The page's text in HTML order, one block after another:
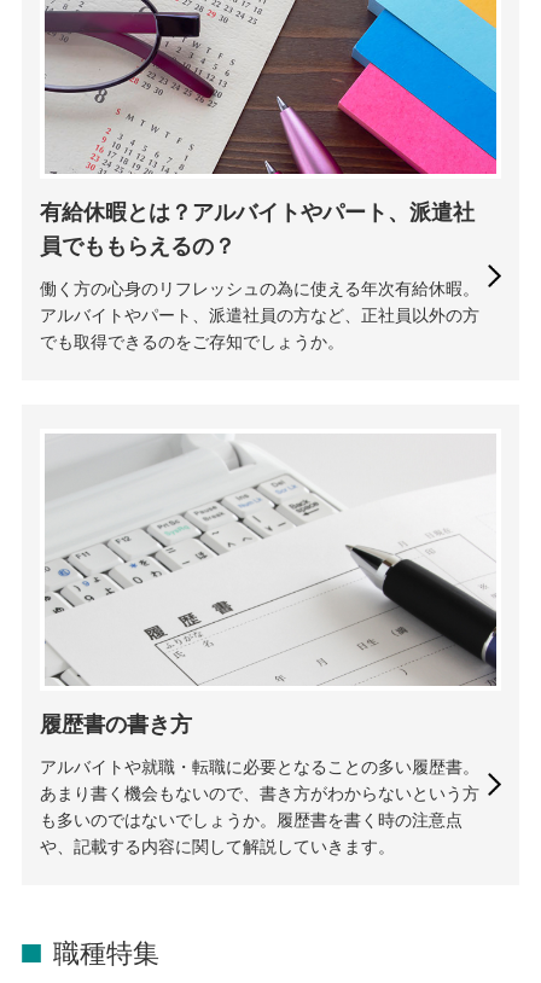
有給休暇とは？アルバイトやパート、派遣社
員でももらえるの？
働く方の心身のリフレッシュの為に使える年次有給休暇。
アルバイトやパート、派遣社員の方など、正社員以外の方
でも取得できるのをご存知でしょうか。
履歴書の書き方
アルバイトや就職・転職に必要となることの多い履歴書。
あまり書く機会もないので、書き方がわからないという方
も多いのではないでしょうか。履歴書を書く時の注意点
や、記載する内容に関して解説していきます。
職種特集